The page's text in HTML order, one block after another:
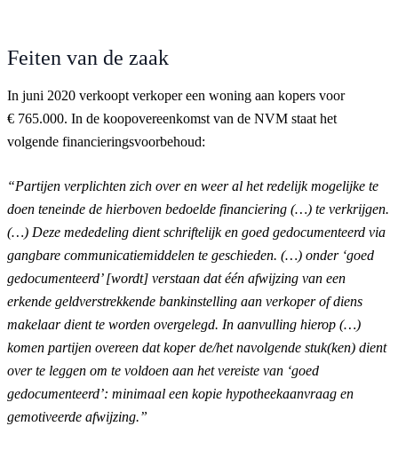
Feiten van de zaak
In juni 2020 verkoopt verkoper een woning aan kopers voor
€ 765.000. In de koopovereenkomst van de NVM staat het
volgende financieringsvoorbehoud:
“Partijen verplichten zich over en weer al het redelijk mogelijke te
doen teneinde de hierboven bedoelde financiering (…) te verkrijgen.
(…) Deze mededeling dient schriftelijk en goed gedocumenteerd via
gangbare communicatiemiddelen te geschieden. (…) onder ‘goed
gedocumenteerd’ [wordt] verstaan dat één afwijzing van een
erkende geldverstrekkende bankinstelling aan verkoper of diens
makelaar dient te worden overgelegd. In aanvulling hierop (…)
komen partijen overeen dat koper de/het navolgende stuk(ken) dient
over te leggen om te voldoen aan het vereiste van ‘goed
gedocumenteerd’: minimaal een kopie hypotheekaanvraag en
gemotiveerde afwijzing.”